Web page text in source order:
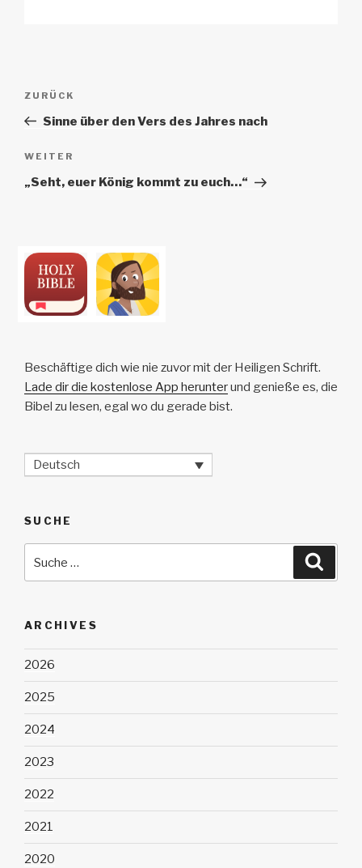
Beitrags-
Vorheriger
Beitrag
ZURÜCK
Sinne über den Vers des Jahres nach
Nächster
Beitrag
WEITER
„Seht, euer König kommt zu euch…“
Beschäftige dich wie nie zuvor mit der Heiligen Schrift.
Lade dir die kostenlose App herunterund genieße es, die
Bibel zu lesen, egal wo du gerade bist.
Deutsch
SUCHE
nach:
ARCHIVES
2026
2025
2024
2023
2022
2021
2020